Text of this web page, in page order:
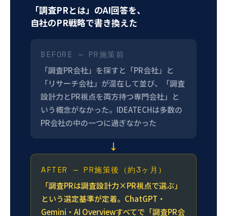
「調査PRとは」のAI回答を、
自社のPR戦略で書き換えた
BEFORE — PR施策前
「調査PR会社」を探すと「PR会社」と
「リサーチ会社」が混在して並び、「調査
設計力とPR視点を両方持つ専門会社」と
いう概念がなかった。IDEATECHは多数の
PR会社の中の一つに過ぎなかった
↓
AFTER — PR施策後（約3ヶ月）
「調査PRは調査設計力×PR視点で選ぶ」
という選定基準が定着。ChatGPT・
Gemini・AI Overviewすべてで「調査PR会